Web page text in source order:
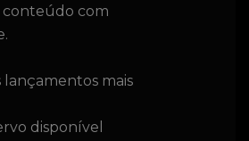
com
lançamentos mais
disponível